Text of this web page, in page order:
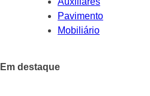
Pavimento
Mobiliário
Em destaque